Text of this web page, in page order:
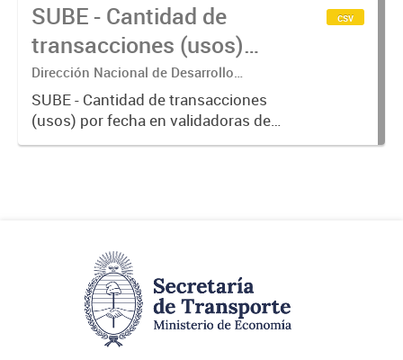
SUBE - Cantidad de
transacciones (usos)
por fecha
Dirección Nacional de Desarrollo
Tecnológico - Ministerio de Transporte.
SUBE - Cantidad de transacciones
(usos) por fecha en validadoras de
la red SUBE.
csv